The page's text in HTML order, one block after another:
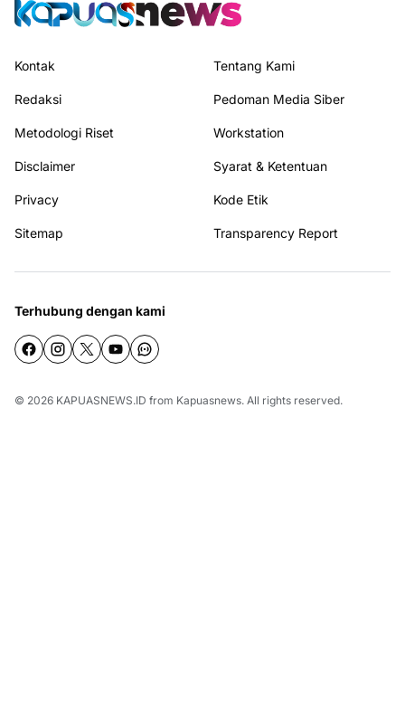
Kontak Tentang Kami
Redaksi Pedoman Media Siber
Metodologi Riset Workstation
Disclaimer Syarat & Ketentuan
Privacy Kode Etik
Sitemap Transparency Report
Terhubung dengan kami
© 2026 KAPUASNEWS.ID from Kapuasnews. All rights reserved.